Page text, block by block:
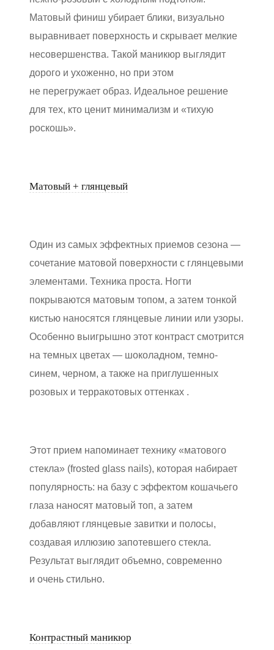
Матовый финиш убирает блики, визуально
выравнивает поверхность и скрывает мелкие
несовершенства. Такой маникюр выглядит
дорого и ухоженно, но при этом
не перегружает образ. Идеальное решение
для тех, кто ценит минимализм и «тихую
роскошь».
Матовый + глянцевый
Один из самых эффектных приемов сезона —
сочетание матовой поверхности с глянцевыми
элементами. Техника проста. Ногти
покрываются матовым топом, а затем тонкой
кистью наносятся глянцевые линии или узоры.
Особенно выигрышно этот контраст смотрится
на темных цветах — шоколадном, темно-
синем, черном, а также на приглушенных
розовых и терракотовых оттенках .
Этот прием напоминает технику «матового
стекла» (frosted glass nails), которая набирает
популярность: на базу с эффектом кошачьего
глаза наносят матовый топ, а затем
добавляют глянцевые завитки и полосы,
создавая иллюзию запотевшего стекла.
Результат выглядит объемно, современно
и очень стильно.
Контрастный маникюр